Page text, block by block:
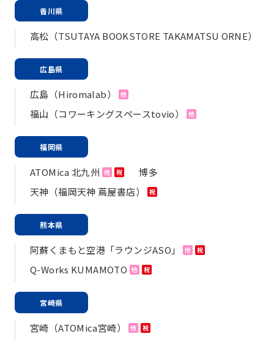
香川県
高松（TSUTAYA BOOKSTORE TAKAMATSU ORNE）
広島県
広島（Hiromalab） 他
福山（コワーキングスペースtovio） 他
福岡県
ATOMica 北九州 他 祝
博多
天神（福岡天神 蔦屋書店）
祝
熊本県
阿蘇くまもと空港「ラウンジASO」 他 祝
Q-Works KUMAMOTO 他 祝
宮崎県
宮崎（ATOMica宮崎） 他 祝